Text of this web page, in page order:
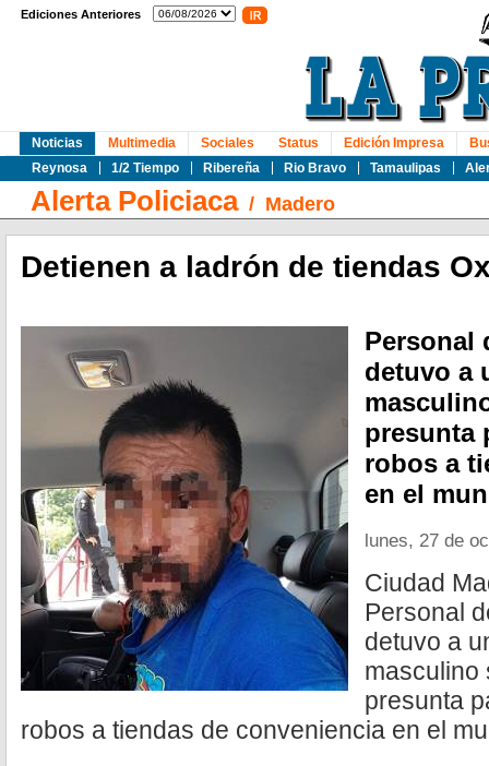
Ediciones Anteriores
Noticias
Reynosa
1/2 Tiempo Ribereña Rio Bravo Tamaulipas
Multimedia Sociales Status Edición Impresa
Alerta Policiaca/ Madero
Detienen a ladrón de tiendas
Personal
detuvo a
presunta
robos a
en el
lunes, 27 de
Ciudad
Personal
detuvo a
masculino
presunta
robos a tiendas de conveniencia en el